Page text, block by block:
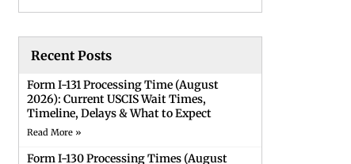
Recent Posts
Form I-131 Processing Time (August
2026): Current USCIS Wait Times,
Timeline, Delays & What to Expect
Read More »
Form I-130 Processing Times (August